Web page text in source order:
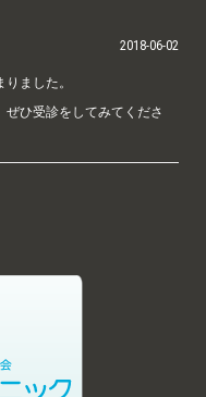
2018-06-02
ました。
ぜひ受診をしてみてくださ